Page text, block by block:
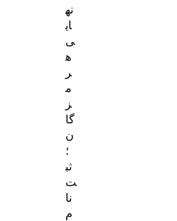
نه
ای
ی
ه
ر
م
ز
گا
ن
؛
ثب
ت‌
نا
م